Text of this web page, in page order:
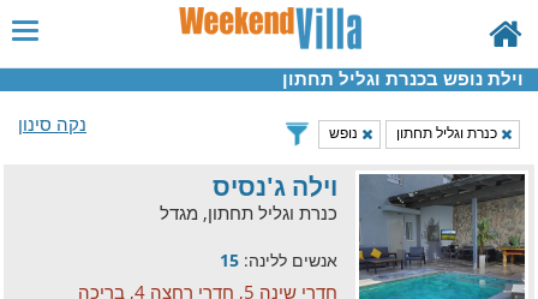
וילת נופש בכנרת וגליל תחתון
נקה סינון
כנרת וגליל תחתון נופש
וילה ג'נסיס
כנרת וגליל תחתון, מגדל
אנשים ללינה: 15
חדרי שינה 5, חדרי רחצה 4, בריכה